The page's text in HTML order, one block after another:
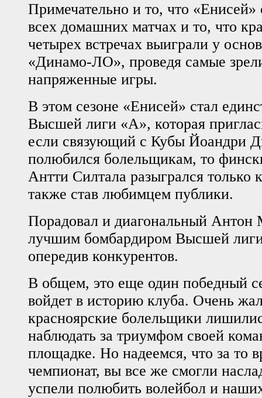
Примечательно и то, что
всех домашних матчах и то, что
четырех встречах выиграли у
«Динамо-ЛО», проведя самые
напряженные игры.
В этом сезоне «Енисей» стал
Высшей лиги «А», которая
если связующий с Кубы Йоандри
полюбился болельщикам, то
Антти Силтала разыгрался только
также став любимцем публики.
Порадовал и диагональный Антон
лучшим бомбардиром Высшей
опередив конкурентов.
В общем, это еще один победный
войдет в историю клуба. Очень
красноярские болельщики
наблюдать за триумфом своей
площадке. Но надеемся, что за то
чемпионат, вы все же смогли
успели полюбить волейбол и